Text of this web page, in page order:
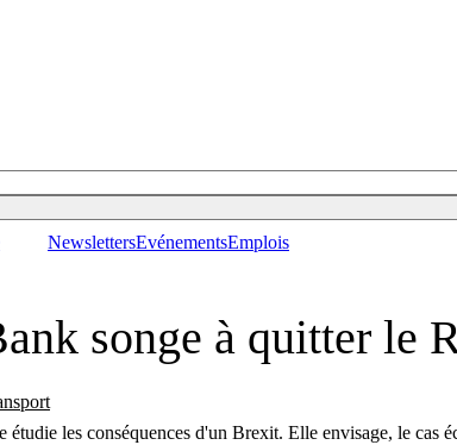
NewslettersEvénementsEmplois
songe à quitter le
les conséquences d'un Brexit. Elle envisage, le cas